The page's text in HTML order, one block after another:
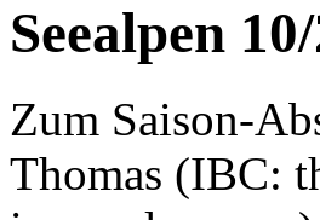
Seealpen
Zum Saison-
Thomas (IBC: